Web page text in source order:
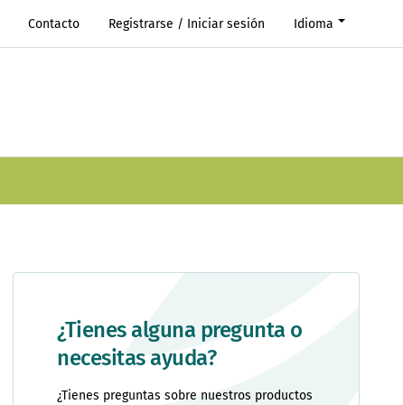
Contacto Registrarse / Iniciar sesión Idioma
¿Tienes alguna pregunta o
necesitas ayuda?
¿Tienes preguntas sobre nuestros productos